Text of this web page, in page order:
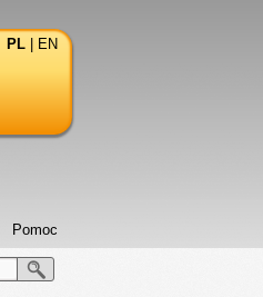
PL EN
Pomoc